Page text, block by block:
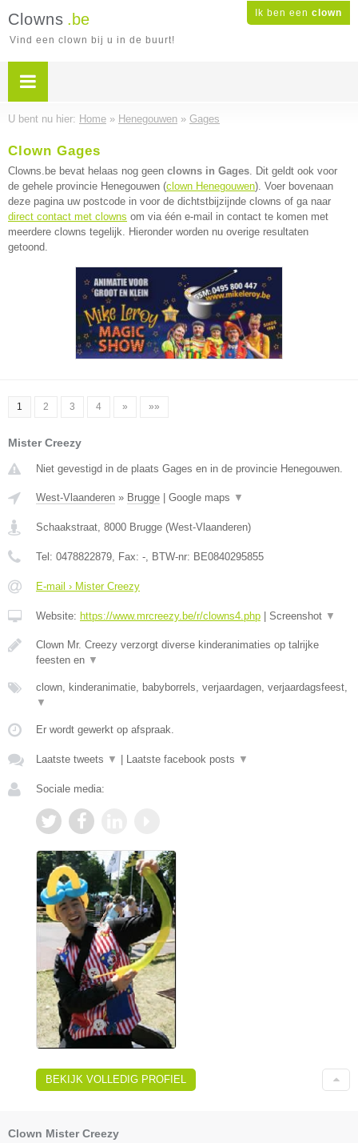
Ik ben een clown
Clowns .be
Vind een clown bij u in de buurt!
U bent nu hier: Home » Henegouwen » Gages
Clown Gages
Clowns.be bevat helaas nog geen clowns in Gages. Dit geldt ook voor
de gehele provincie Henegouwen (clown Henegouwen). Voer bovenaan
deze pagina uw postcode in voor de dichtstbijzijnde clowns of ga naar
direct contact met clowns om via één e-mail in contact te komen met
meerdere clowns tegelijk. Hieronder worden nu overige resultaten
getoond.
1 2 3 4 » »»
Mister Creezy
Niet gevestigd in de plaats Gages en in de provincie Henegouwen.
West-Vlaanderen » Brugge Google maps ▼
Schaakstraat, 8000 Brugge (West-Vlaanderen)
Tel: 0478822879, Fax: -, BTW-nr: BE0840295855
E-mail › Mister Creezy
Website: https://www.mrcreezy.be/r/clowns4.php Screenshot ▼
Clown Mr. Creezy verzorgt diverse kinderanimaties op talrijke
feesten en ▼
clown, kinderanimatie, babyborrels, verjaardagen, verjaardagsfeest,
▼
Er wordt gewerkt op afspraak.
Laatste tweets ▼ Laatste facebook posts ▼
Sociale media:
BEKIJK VOLLEDIG PROFIEL
Clown Mister Creezy